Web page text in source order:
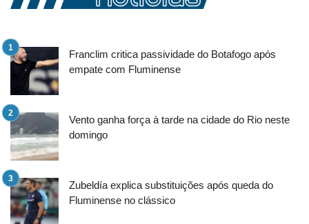
Franclim critica passividade do Botafogo após
empate com Fluminense
Vento ganha força à tarde na cidade do Rio neste
domingo
Zubeldía explica substituições após queda do
Fluminense no clássico